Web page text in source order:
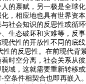
的禀赋，另一极是全球
化，相应地也具有世界资
社会知识的反思性或循
生态破坏和灾难等，反
现代性的开放性不同的底
反思性。在前现代背景
时空分离，社会关系从
域，这就需要重新转移
空条件相契合也即再嵌入